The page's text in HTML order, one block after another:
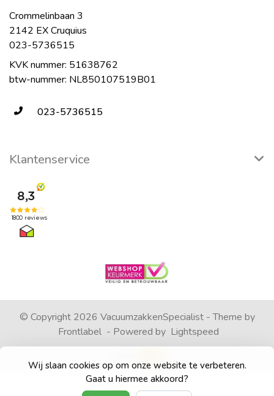
Wij slaan cookies op om onze website te verbeteren.
Gaat u hiermee akkoord?
Crommelinbaan 3
2142 EX Cruquius
023-5736515
KVK nummer: 51638762
btw-nummer: NL850107519B01
023-5736515
Klantenservice
© Copyright 2026 VacuumzakkenSpecialist - Theme by
Frontlabel - Powered by Lightspeed